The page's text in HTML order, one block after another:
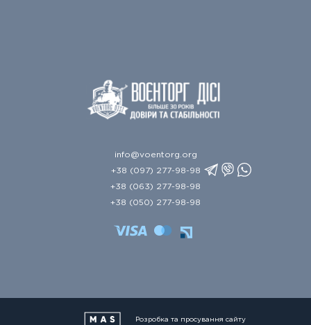
info@voentorg.org
+38 (097) 277-98-98
+38 (063) 277-98-98
+38 (050) 277-98-98
Розробка та просування сайту